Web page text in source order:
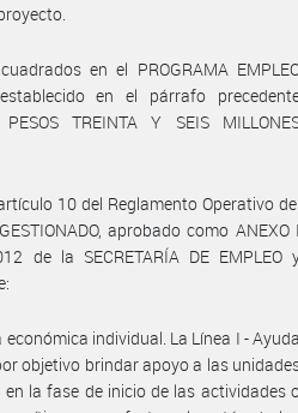
en el PROGRAMA
en el párrafo
TREINTA Y SEIS
10 del Reglamento Operativo
aprobado como ANEXO
de la SECRETARÍA DE EMPLEO
económica individual. La Línea I -
objetivo brindar apoyo a las
la fase de inicio de las actividades